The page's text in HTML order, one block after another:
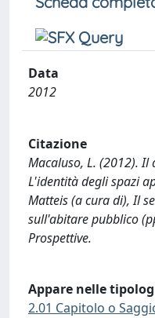
Data
2012
Citazione
Macaluso, L. (2012). Il
L'identità degli spazi
Matteis (a cura di), Il
sull'abitare pubblico
Prospettive.
Appare nelle
2.01 Capitolo o